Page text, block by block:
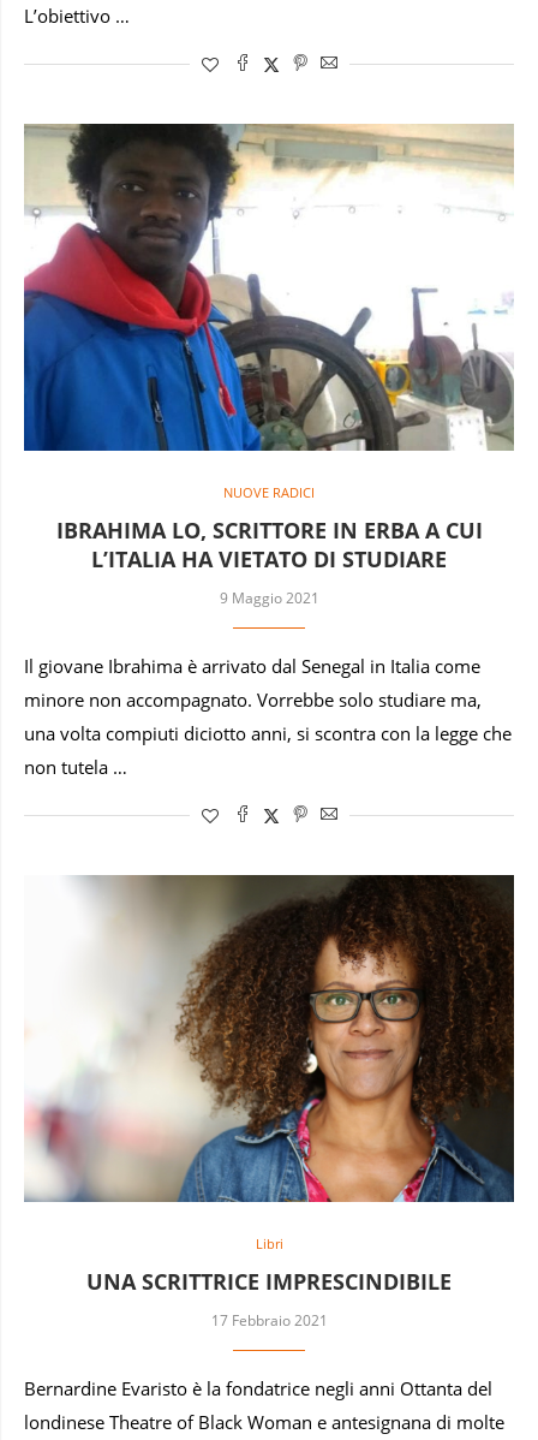
L’obiettivo …
NUOVE RADICI
IBRAHIMA LO, SCRITTORE IN ERBA A CUI
L’ITALIA HA VIETATO DI STUDIARE
9 Maggio 2021
Il giovane Ibrahima è arrivato dal Senegal in Italia come
minore non accompagnato. Vorrebbe solo studiare ma,
una volta compiuti diciotto anni, si scontra con la legge che
non tutela …
Libri
UNA SCRITTRICE IMPRESCINDIBILE
17 Febbraio 2021
Bernardine Evaristo è la fondatrice negli anni Ottanta del
londinese Theatre of Black Woman e antesignana di molte